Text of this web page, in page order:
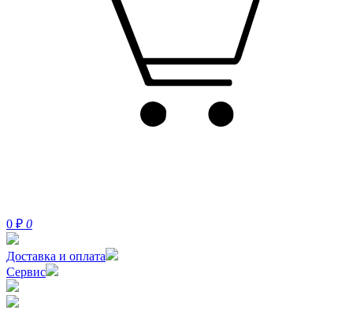
0 ₽ 0
Доставка и оплата
Сервис